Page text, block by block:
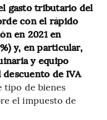
gasto tributario del
con el rápido
en 2021 en
y, en particular,
y equipo
descuento de IVA
tipo de bienes
el impuesto de